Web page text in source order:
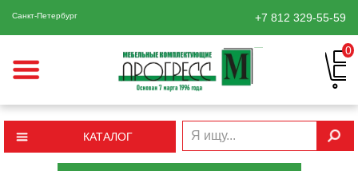
Санкт-Петербург +7 812 329-55-59
0
КАТАЛОГ